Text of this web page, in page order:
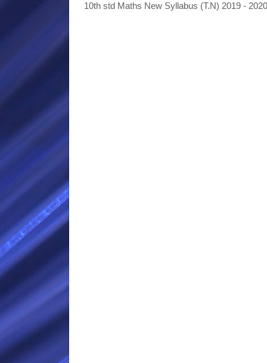
10th std Maths New Syllabus (T.N) 2019 -